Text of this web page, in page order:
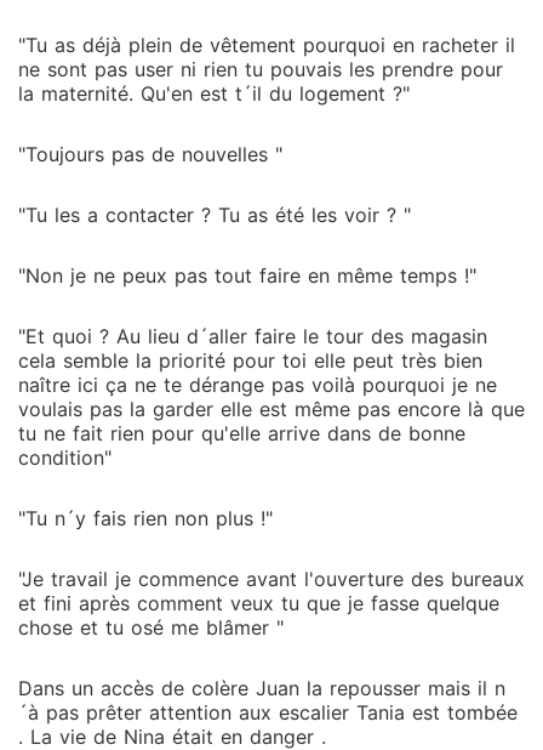
"Tu as déjà plein de vêtement pourquoi en racheter il
ne sont pas user ni rien tu pouvais les prendre pour
la maternité. Qu'en est t´il du logement ?"
"Toujours pas de nouvelles "
"Tu les a contacter ? Tu as été les voir ? "
"Non je ne peux pas tout faire en même temps !"
"Et quoi ? Au lieu d´aller faire le tour des magasin
cela semble la priorité pour toi elle peut très bien
naître ici ça ne te dérange pas voilà pourquoi je ne
voulais pas la garder elle est même pas encore là que
tu ne fait rien pour qu'elle arrive dans de bonne
condition"
"Tu n´y fais rien non plus !"
"Je travail je commence avant l'ouverture des bureaux
et fini après comment veux tu que je fasse quelque
chose et tu osé me blâmer "
Dans un accès de colère Juan la repousser mais il n
´à pas prêter attention aux escalier Tania est tombée
. La vie de Nina était en danger .